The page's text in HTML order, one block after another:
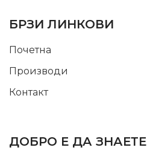
БРЗИ ЛИНКОВИ
Почетна
Производи
Контакт
ДОБРО Е ДА ЗНАЕТЕ